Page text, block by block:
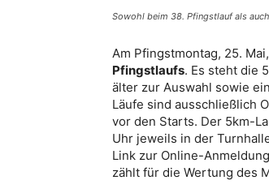
Sowohl beim 38. Pfingstlauf als
Am Pfingstmontag, 25.
Pfingstlaufs. Es steht die
älter zur Auswahl sowie
Läufe sind ausschließlich
vor den Starts. Der 5km-
Uhr jeweils in der
Link zur Online-
zählt für die Wertung des